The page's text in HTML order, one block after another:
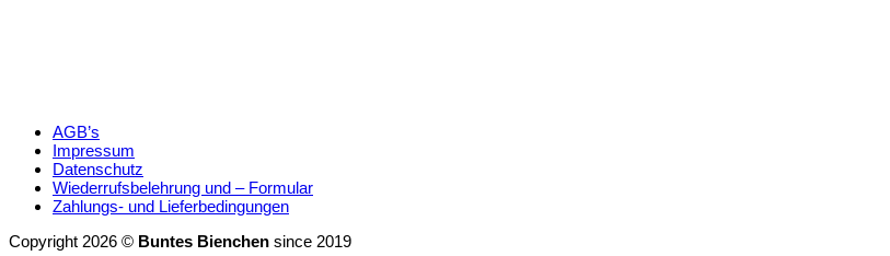
AGB’s
Impressum
Datenschutz
Wiederrufsbelehrung und – Formular
Zahlungs- und Lieferbedingungen
Copyright 2026 © Buntes Bienchen since 2019